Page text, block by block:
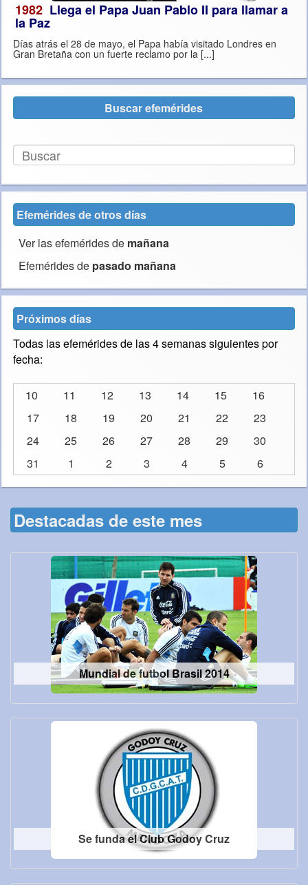
1982
la Paz
Días atrás el 28 de mayo, el Papa había visitado Londres en
Gran Bretaña con un fuerte reclamo por la [...]
Buscar efemérides
Efemérides de otros días
Ver las efemérides de mañana
Efemérides de pasado mañana
Próximos días
Todas las efemérides de las 4 semanas siguientes por
fecha:
10 11 12 13 14 15
16
17
18 19 20 21 22
23
24
25 26 27 28 29
30
31
1 2 3 4 5 6
Destacadas de este mes
Mundial de futbol Brasil 2014
Se funda el Club Godoy Cruz